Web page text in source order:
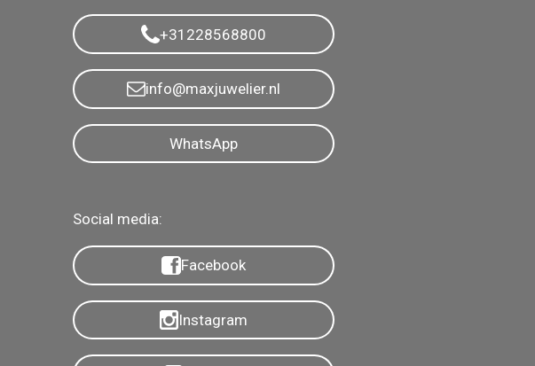
+31228568800
info@maxjuwelier.nl
WhatsApp
Social media:
Facebook
Instagram